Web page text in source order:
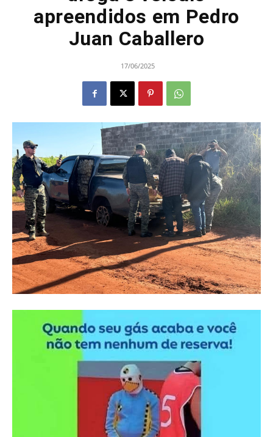
apreendidos em Pedro
Juan Caballero
17/06/2025